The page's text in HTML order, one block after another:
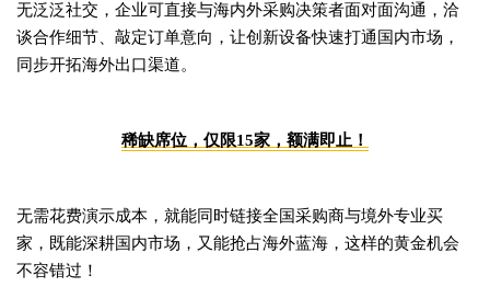
无泛泛社交，企业可直接与海内外采购决策者面对面沟通，洽
谈合作细节、敲定订单意向，让创新设备快速打通国内市场，
同步开拓海外出口渠道。
稀缺席位，仅限15家，额满即止！
无需花费演示成本，就能同时链接全国采购商与境外专业买
家，既能深耕国内市场，又能抢占海外蓝海，这样的黄金机会
不容错过！